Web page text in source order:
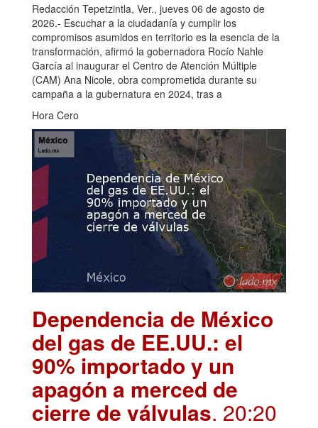
Redacción Tepetzintla, Ver., jueves 06 de agosto de
2026.- Escuchar a la ciudadanía y cumplir los
compromisos asumidos en territorio es la esencia de la
transformación, afirmó la gobernadora Rocío Nahle
García al inaugurar el Centro de Atención Múltiple
(CAM) Ana Nicole, obra comprometida durante su
campaña a la gubernatura en 2024, tras a
Hora Cero
Dependencia de México
del gas de EE.UU.: el
90% importado y un
apagón a merced de
cierre de válvulas. 20:20